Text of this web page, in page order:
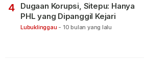
4
Dugaan Korupsi, Sitepu: Hanya
PHL yang Dipanggil Kejari
Lubuklinggau - 10 bulan yang lalu